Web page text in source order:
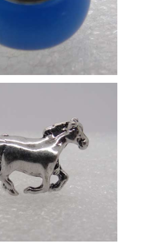
karoliukai